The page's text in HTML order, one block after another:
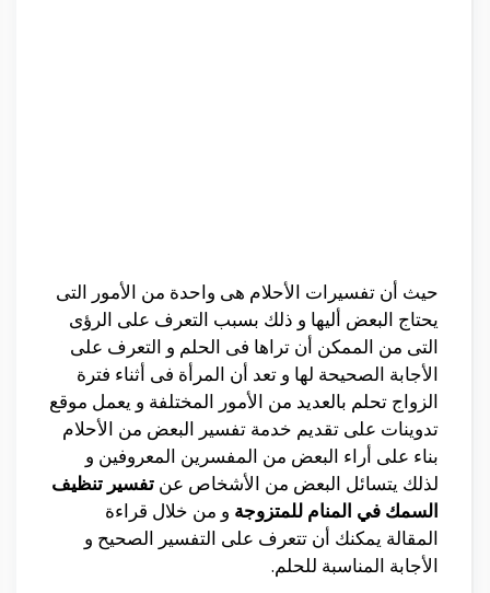
حيث أن تفسيرات الأحلام هى واحدة من الأمور التى
يحتاج البعض أليها و ذلك بسبب التعرف على الرؤى
التى من الممكن أن تراها فى الحلم و التعرف على
الأجابة الصحيحة لها و تعد أن المرأة فى أثناء فترة
الزواج تحلم بالعديد من الأمور المختلفة و يعمل موقع
تدوينات على تقديم خدمة تفسير البعض من الأحلام
بناء على أراء البعض من المفسرين المعروفين و
لذلك يتسائل البعض من الأشخاص عن تفسير تنظيف
السمك في المنام للمتزوجة و من خلال قراءة
المقالة يمكنك أن تتعرف على التفسير الصحيح و
الأجابة المناسبة للحلم.